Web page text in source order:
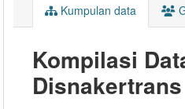
Kumpulan data
Kompilasi
Disnakertrans